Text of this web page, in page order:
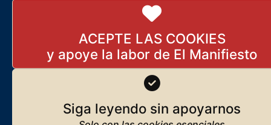
ACEPTE LAS COOKIES
Siga leyendo sin apoyarnos
Ucrania: grandes oticias del
frente (y no las hallará en
ningún otro lugar)
27 de octubre de 2025
Cómo el Talmud judío se
burla de Jesús